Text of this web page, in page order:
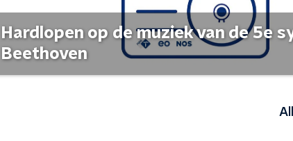
Hardlopen op de muziek van de 5e
Beethoven